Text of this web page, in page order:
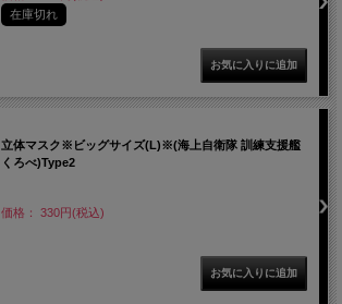
在庫切れ
立体マスク※ビッグサイズ(L)※(海上自衛隊 訓練支援艦
くろべ)Type2
価格： 330円(税込)